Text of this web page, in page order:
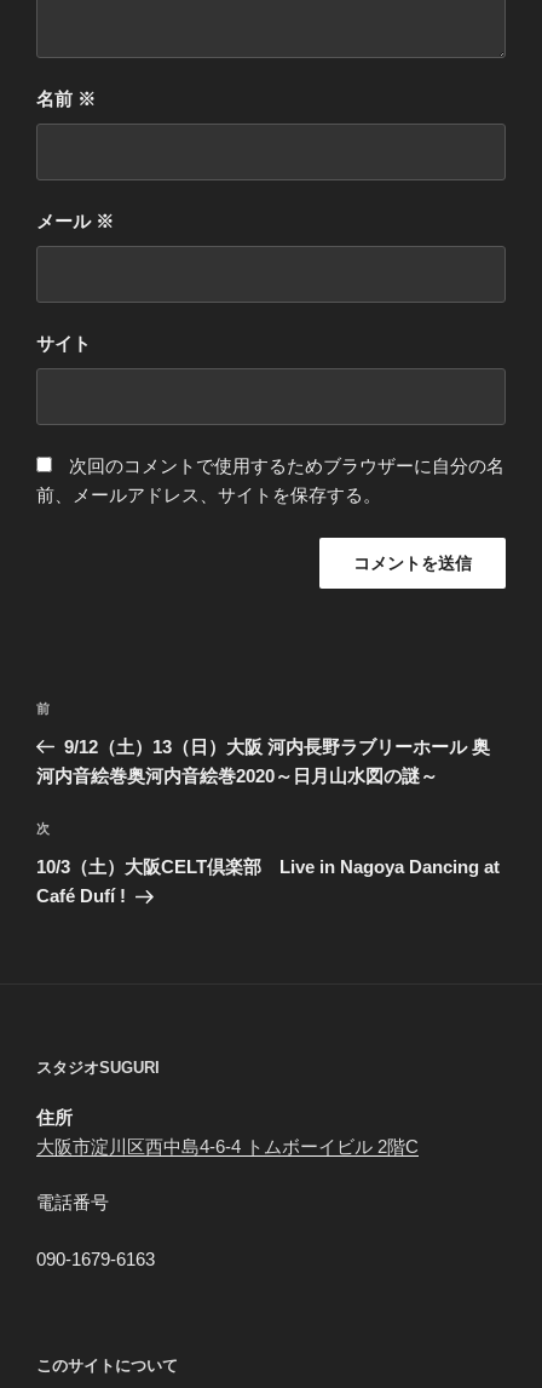
名前 ※
メール ※
サイト
次回のコメントで使用するためブラウザーに自分の名
前、メールアドレス、サイトを保存する。
投
ナ
ゲ
ー
シ
過
去
の
稿
前
9/12（土）13（日）大阪 河内長野ラブリーホール 奥
河内音絵巻奥河内音絵巻2020～日月山水図の謎～
次
の
投
次
10/3（土）大阪CELT倶楽部 Live in Nagoya Dancing at
Café Dufí !
スタジオSUGURI
住所
大阪市淀川区西中島4-6-4 トムボーイビル 2階C
電話番号
090-1679-6163
このサイトについて